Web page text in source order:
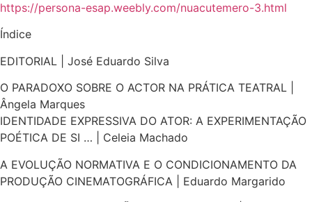
https://persona-esap.weebly.com/nuacutemero-3.html
Índice
EDITORIAL | José Eduardo Silva
​O PARADOXO SOBRE O ACTOR NA PRÁTICA TEATRAL |
Ângela Marques
IDENTIDADE EXPRESSIVA DO ATOR: A EXPERIMENTAÇÃO
POÉTICA DE SI … | Celeia Machado
A EVOLUÇÃO NORMATIVA E O CONDICIONAMENTO DA
PRODUÇÃO CINEMATOGRÁFICA | Eduardo Margarido